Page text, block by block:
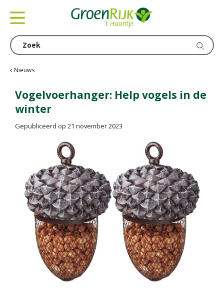
Nieuws
Vogelvoerhanger: Help vogels in de
winter
Gepubliceerd op 21 november 2023